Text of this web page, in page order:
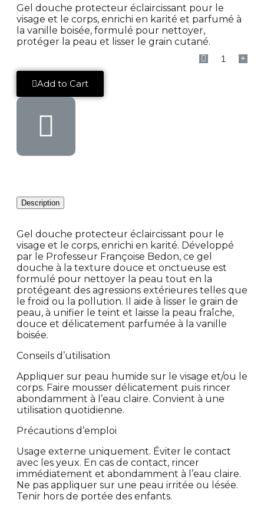
Gel douche protecteur éclaircissant pour le
visage et le corps, enrichi en karité et parfumé à
la vanille boisée, formulé pour nettoyer,
protéger la peau et lisser le grain cutané.
Add to Cart
Description
Gel douche protecteur éclaircissant pour le
visage et le corps, enrichi en karité. Développé
par le Professeur Françoise Bedon, ce gel
douche à la texture douce et onctueuse est
formulé pour nettoyer la peau tout en la
protégeant des agressions extérieures telles que
le froid ou la pollution. Il aide à lisser le grain de
peau, à unifier le teint et laisse la peau fraîche,
douce et délicatement parfumée à la vanille
boisée.
Conseils d’utilisation
Appliquer sur peau humide sur le visage et/ou le
corps. Faire mousser délicatement puis rincer
abondamment à l’eau claire. Convient à une
utilisation quotidienne.
Précautions d’emploi
Usage externe uniquement. Éviter le contact
avec les yeux. En cas de contact, rincer
immédiatement et abondamment à l’eau claire.
Ne pas appliquer sur une peau irritée ou lésée.
Tenir hors de portée des enfants.